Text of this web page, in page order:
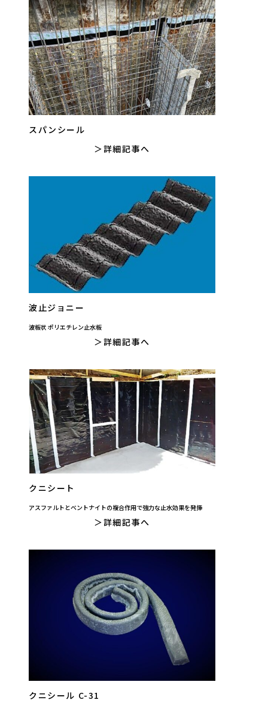
スパンシール
詳細記事へ
波止ジョニー
波板状 ポリエチレン止水板
詳細記事へ
クニシート
アスファルトとベントナイトの複合作用で強力な止水効果を発揮
詳細記事へ
クニシール C-31